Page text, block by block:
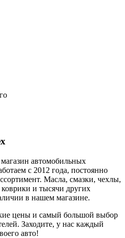
автомобильных
с 2012 года, постоянно
Масла, смазки, чехлы,
и тысячи других
в нашем магазине.
цены и самый большой выбор
Заходите, у нас каждый
авто!